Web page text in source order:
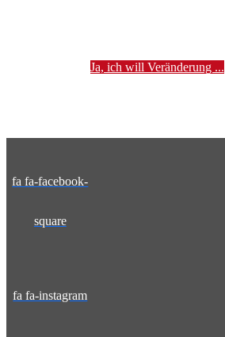
Ja, ich will Veränderung ...
fa fa-facebook-
square
fa fa-instagram